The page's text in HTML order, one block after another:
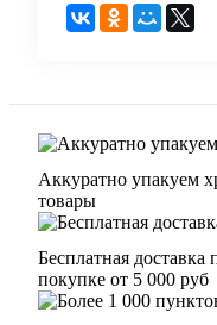
Аккуратно упакуем
товары
Бесплатная доставка
покупке от 5 000 руб